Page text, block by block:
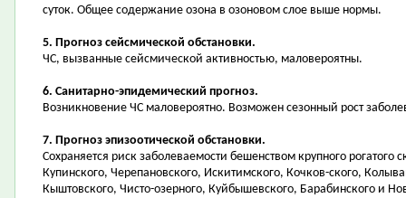
суток. Общее содержание озона в озоновом слое выше нормы.
5. Прогноз сейсмической обстановки.
ЧС, вызванные сейсмической активностью, маловероятны.
6. Санитарно-эпидемический прогноз.
Возникновение ЧС маловероятно. Возможен сезонный рост
7. Прогноз эпизоотической обстановки.
Сохраняется риск заболеваемости бешенством крупного
Купинского, Черепановского, Искитимского, Кочков-ского,
Кыштовского, Чисто-озерного, Куйбышевского, Барабинского и